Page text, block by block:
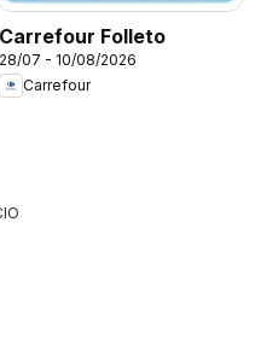
Carrefour Folleto
28/07 - 10/08/2026
Carrefour